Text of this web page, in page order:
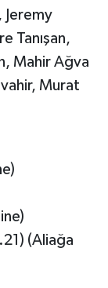
Jeremy
Tanışan,
Mahir Ağva
Murat
(Aliağa